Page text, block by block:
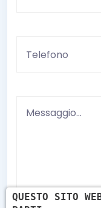
QUESTO SITO